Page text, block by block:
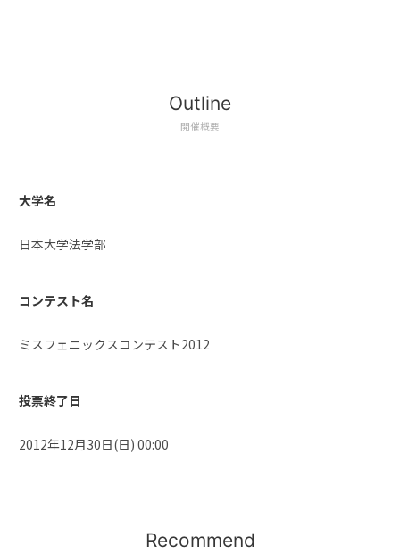
Outline
開催概要
大学名
日本大学法学部
コンテスト名
ミスフェニックスコンテスト2012
投票終了日
2012年12月30日(日) 00:00
Recommend